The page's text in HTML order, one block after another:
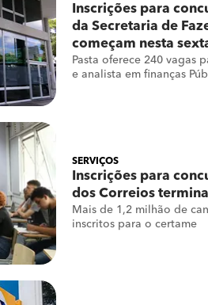
Inscrições para
da Secretaria de
começam nesta
Pasta oferece 240 vagas
e analista em finanças
SERVIÇOS
Inscrições para
dos Correios
Mais de 1,2 milhão de
inscritos para o certame